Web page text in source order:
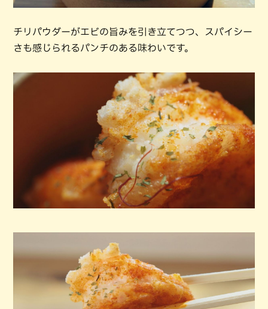
チリパウダーがエビの旨みを引き立てつつ、スパイシー
さも感じられるパンチのある味わいです。